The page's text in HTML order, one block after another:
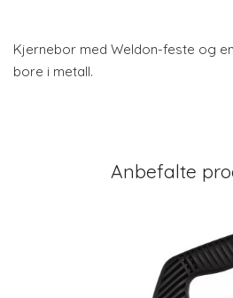
Kjernebor med Weldon-feste og
bore i metall.
Anbefalte